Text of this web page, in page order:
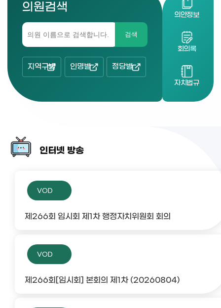
의원검색
검색
지역구별 인명별 정당별
의안정보
회의록
자치법규
인터넷 방송
VOD
제266회 임시회 제1차 행정자치위원회 회의
VOD
제266회[임시회] 본회의 제1차 (20260804)